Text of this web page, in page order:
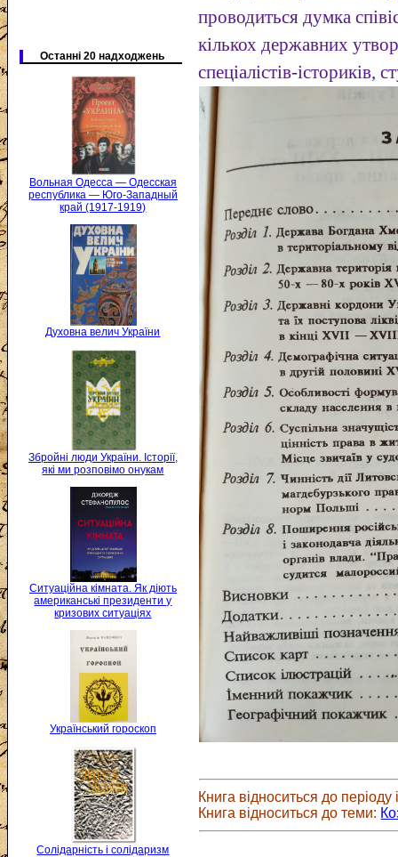
Останні 20 надходжень
Вольная Одесса — Одесская
республика — Юго-Западный
край (1917-1919)
Духовна велич України
Збройні люди України. Історії,
які ми розповімо онукам
Ситуаційна кімната. Як діють
американські президенти у
кризових ситуаціях
Український гороскоп
Солідарність і солідаризм
проводиться думка
кількох державних
спеціалістів-істориків,
Книга відноситься до періоду
Книга відноситься до теми: